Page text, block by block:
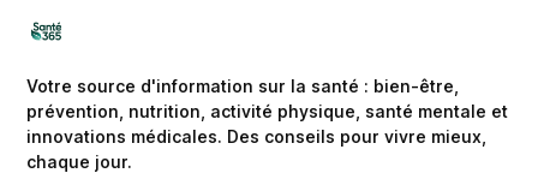
Votre source d'information sur la santé : bien-être,
prévention, nutrition, activité physique, santé mentale et
innovations médicales. Des conseils pour vivre mieux,
chaque jour.